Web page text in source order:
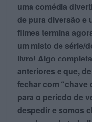
uma comédia
de pura diversão e
filmes termina
um misto de série/
livro! Algo
anteriores e que,
fechar com “chave
para o período de
despedir e somos